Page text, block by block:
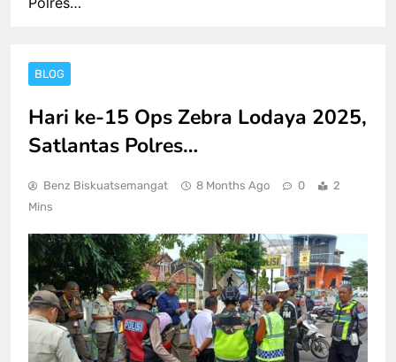
BLOG
Hari ke-15 Ops Zebra Lodaya 2025,
Satlantas Polres…
Benz Biskuatsemangat 8 Months Ago 0
2
Mins